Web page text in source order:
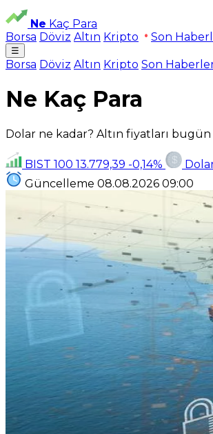
Ne Kaç Para
Borsa Döviz Altın Kripto Son
☰
Borsa Döviz Altın Kripto Son
Ne Kaç Para
Dolar ne kadar? Altın fiyatları bugün
BIST 100 13.779,39 -0,14%
Güncelleme 08.08.2026 09:00